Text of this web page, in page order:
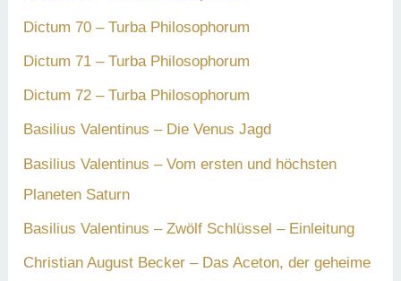
Dictum 70 – Turba Philosophorum
Dictum 71 – Turba Philosophorum
Dictum 72 – Turba Philosophorum
Basilius Valentinus – Die Venus Jagd
Basilius Valentinus – Vom ersten und höchsten
Planeten Saturn
Basilius Valentinus – Zwölf Schlüssel – Einleitung
Christian August Becker – Das Aceton, der geheime